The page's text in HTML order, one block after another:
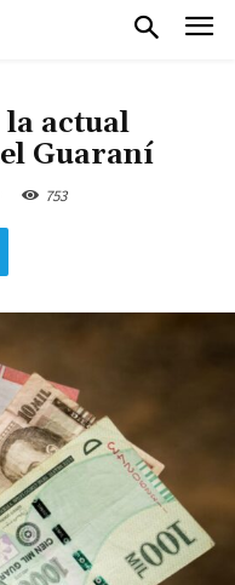
actual
Guaraní
753